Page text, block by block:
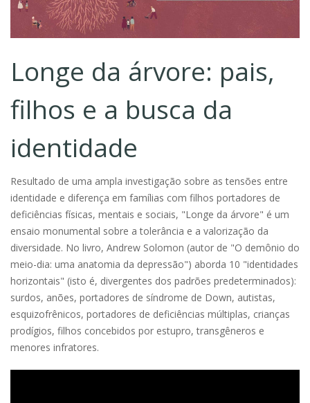
Longe da árvore: pais,
filhos e a busca da
identidade
Resultado de uma ampla investigação sobre as tensões entre
identidade e diferença em famílias com filhos portadores de
deficiências físicas, mentais e sociais, "Longe da árvore" é um
ensaio monumental sobre a tolerância e a valorização da
diversidade. No livro, Andrew Solomon (autor de "O demônio do
meio-dia: uma anatomia da depressão") aborda 10 "identidades
horizontais" (isto é, divergentes dos padrões predeterminados):
surdos, anões, portadores de síndrome de Down, autistas,
esquizofrênicos, portadores de deficiências múltiplas, crianças
prodígios, filhos concebidos por estupro, transgêneros e
menores infratores.